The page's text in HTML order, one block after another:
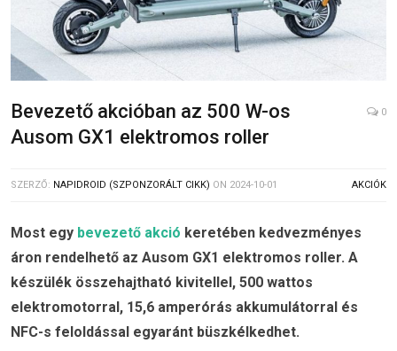
Bevezető akcióban az 500 W-os
Ausom GX1 elektromos roller
0
SZERZŐ: NAPIDROID (SZPONZORÁLT CIKK) ON 2024-10-01 AKCIÓK
Most egy bevezető akció keretében kedvezményes
áron rendelhető az Ausom GX1 elektromos roller. A
készülék összehajtható kivitellel, 500 wattos
elektromotorral, 15,6 amperórás akkumulátorral és
NFC-s feloldással egyaránt büszkélkedhet.